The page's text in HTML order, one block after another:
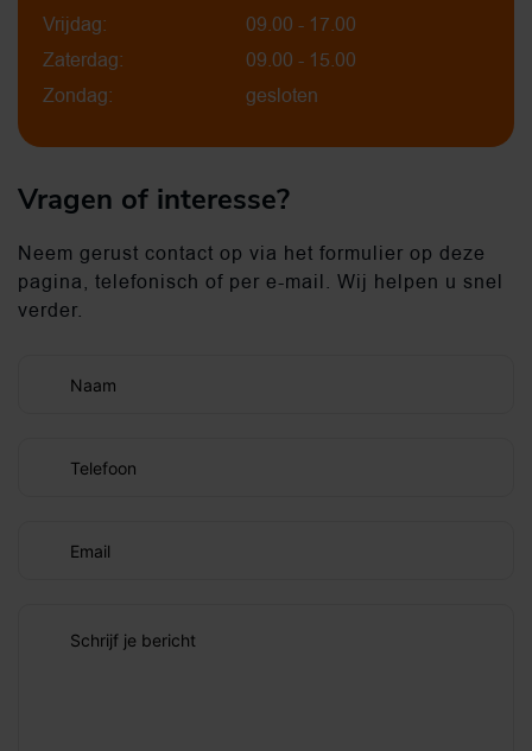
Vrijdag:
09.00 - 17.00
Zaterdag:
09.00 - 15.00
Zondag:
gesloten
Vragen of interesse?
Neem gerust contact op via het formulier op deze
pagina, telefonisch of per e-mail. Wij helpen u snel
verder.
Naam
Telefoon
Email
Schrijf je bericht